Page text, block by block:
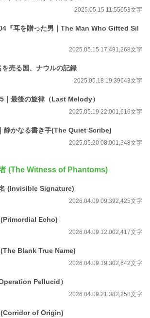
2025.05.15 11:55653文字
『耳を贈った男｜The Man Who Gifted Sil
2025.05.15 17:491,268文字
売る国、ナウルの記録
2025.05.18 19:39643文字
最後の旋律（Last Melody）
2025.05.19 22:001,616文字
静かなる書き手(The Quiet Scribe)
2025.05.20 08:001,348文字
(The Witness of Phantoms)
(Invisible Signature)
2026.04.09 09:392,425文字
(Primordial Echo)
2026.04.09 12:002,417文字
Blank True Name)
2026.04.09 19:302,642文字
Pellucid）
2026.04.09 21:382,258文字
(Corridor of Origin)